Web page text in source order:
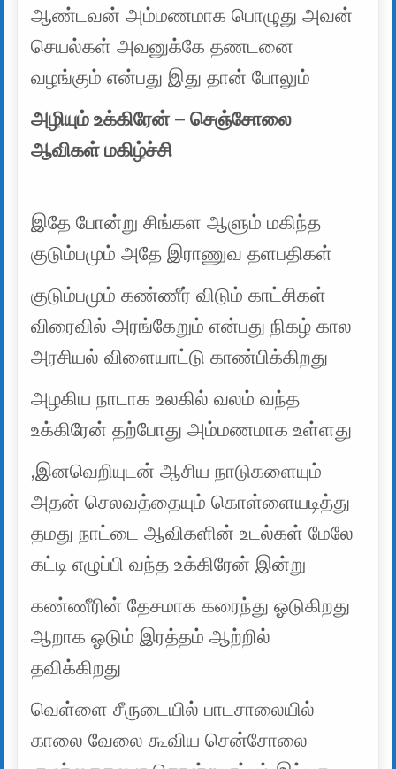
ஆண்டவன் அம்மணமாக பொழுது அவன்
செயல்கள் அவனுக்கே தணடனை
வழங்கும் என்பது இது தான் போலும்
அழியும் உக்கிரேன் – செஞ்சோலை
ஆவிகள் மகிழ்ச்சி
இதே போன்று சிங்கள ஆளும் மகிந்த
குடும்பமும் அதே இராணுவ தளபதிகள்
குடும்பமும் கண்ணீர் விடும் காட்சிகள்
விரைவில் அரங்கேறும் என்பது நிகழ் கால
அரசியல் விளையாட்டு காண்பிக்கிறது
அழகிய நாடாக உலகில் வலம் வந்த
உக்கிரேன் தற்போது அம்மணமாக உள்ளது
,இனவெறியுடன் ஆசிய நாடுகளையும்
அதன் செலவத்தையும் கொள்ளையடித்து
தமது நாட்டை ஆவிகளின் உடல்கள் மேலே
கட்டி எழுப்பி வந்த உக்கிரேன் இன்று
கண்ணீரின் தேசமாக கரைந்து ஓடுகிறது
ஆறாக ஓடும் இரத்தம் ஆற்றில்
தவிக்கிறது
வெள்ளை சீருடையில் பாடசாலையில்
காலை வேலை கூவிய சென்சோலை